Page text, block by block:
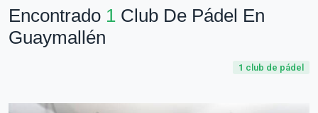
Encontrado 1 Club De Pádel En
Guaymallén
1 club de pádel